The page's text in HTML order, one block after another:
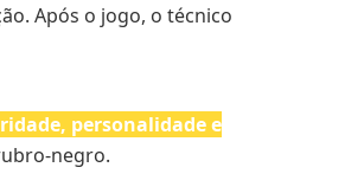
Após o jogo, o técnico
personalidade e
negro.